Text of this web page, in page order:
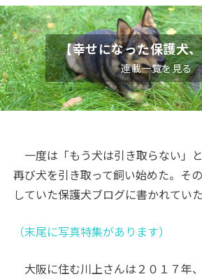
【幸せになった保護犬
連載一覧を見る
一度は「もう犬は引き取らない」
再び犬を引き取って飼い始めた。そ
していた保護犬ブログに書かれてい
（末尾に写真特集があります）
大阪に住む川上さんは２０１７年